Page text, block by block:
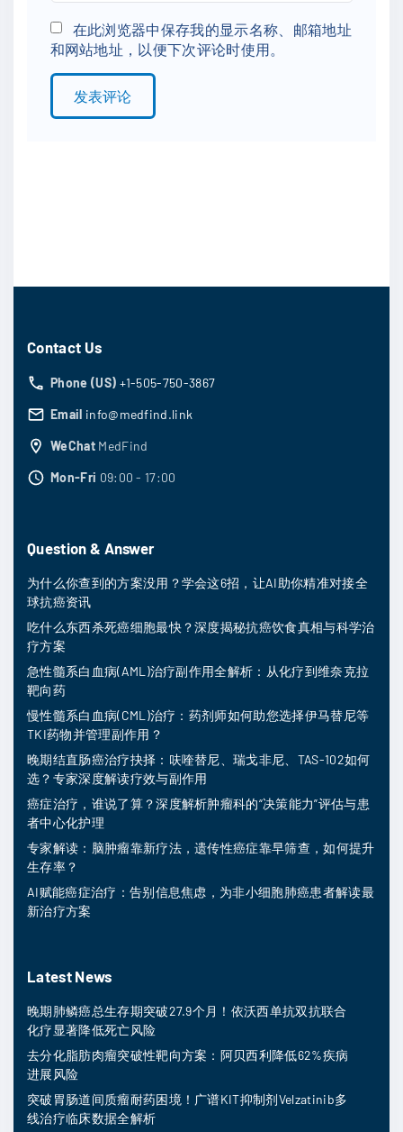
*
a
i
l
在此浏览器中保存我的显示名称、邮箱地址
和网站地址，以便下次评论时使用。
Contact Us
Phone (US) +1-505-750-3867
Email info@medfind.link
WeChat MedFind
Mon-Fri 09:00 - 17:00
Question & Answer
为什么你查到的方案没用？学会这6招，让AI助你精准对接全
球抗癌资讯
吃什么东西杀死癌细胞最快？深度揭秘抗癌饮食真相与科学治
疗方案
急性髓系白血病(AML)治疗副作用全解析：从化疗到维奈克拉
靶向药
慢性髓系白血病(CML)治疗：药剂师如何助您选择伊马替尼等
TKI药物并管理副作用？
晚期结直肠癌治疗抉择：呋喹替尼、瑞戈非尼、TAS-102如何
选？专家深度解读疗效与副作用
癌症治疗，谁说了算？深度解析肿瘤科的“决策能力”评估与患
者中心化护理
专家解读：脑肿瘤靠新疗法，遗传性癌症靠早筛查，如何提升
生存率？
AI赋能癌症治疗：告别信息焦虑，为非小细胞肺癌患者解读最
新治疗方案
Latest News
晚期肺鳞癌总生存期突破27.9个月！依沃西单抗双抗联合
化疗显著降低死亡风险
去分化脂肪肉瘤突破性靶向方案：阿贝西利降低62%疾病
进展风险
突破胃肠道间质瘤耐药困境！广谱KIT抑制剂Velzatinib多
线治疗临床数据全解析